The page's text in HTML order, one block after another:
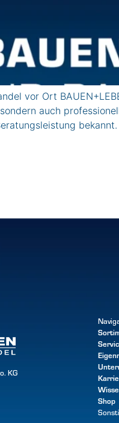
vor Ort
auch
bekannt.
KG
Shop